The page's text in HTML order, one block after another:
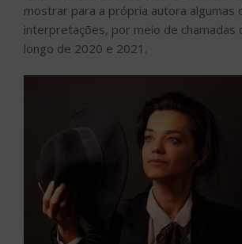
mostrar para a própria autora algumas
interpretações, por meio de chamadas
longo de 2020 e 2021.